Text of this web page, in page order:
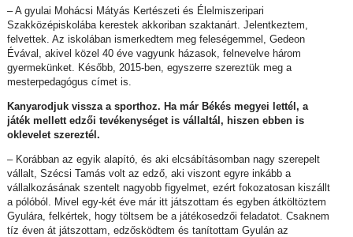
– A gyulai Mohácsi Mátyás Kertészeti és Élelmiszeripari
Szakközépiskolába kerestek akkoriban szaktanárt. Jelentkeztem,
felvettek. Az iskolában ismerkedtem meg feleségemmel, Gedeon
Évával, akivel közel 40 éve vagyunk házasok, felnevelve három
gyermekünket. Később, 2015-ben, egyszerre szereztük meg a
mesterpedagógus címet is.
Kanyarodjuk vissza a sporthoz. Ha már Békés megyei lettél, a
játék mellett edzői tevékenységet is vállaltál, hiszen ebben is
oklevelet szereztél.
– Korábban az egyik alapító, és aki elcsábításomban nagy szerepelt
vállalt, Szécsi Tamás volt az edző, aki viszont egyre inkább a
vállalkozásának szentelt nagyobb figyelmet, ezért fokozatosan kiszállt
a pólóból. Mivel egy-két éve már itt játszottam és egyben átköltöztem
Gyulára, felkértek, hogy töltsem be a játékosedzői feladatot. Csaknem
tíz éven át játszottam, edzősködtem és tanítottam Gyulán az